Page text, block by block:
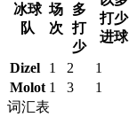
冰球
队
场
次
多
打
少
打少
进球
Dizel 1 2 1
Molot 1 3 1
词汇表